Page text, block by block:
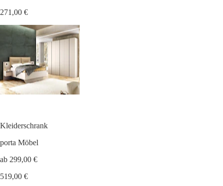
271,00 €
Kleiderschrank
porta Möbel
ab 299,00 €
519,00 €